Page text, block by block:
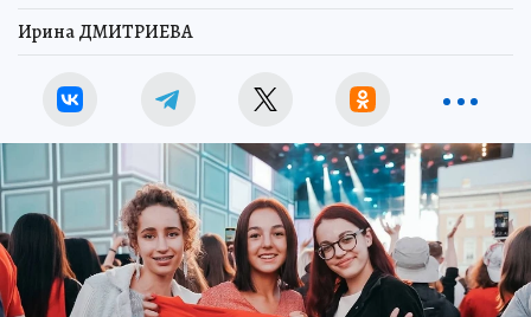
Ирина ДМИТРИЕВА